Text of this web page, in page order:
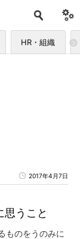
HR・組織
2017年4月7日
うこと
のをうのみに